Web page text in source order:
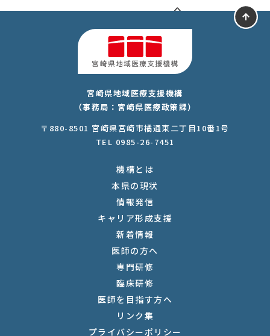
へ
宮崎県地域医療支援機構
（事務局：宮崎県医療政策課）
〒880-8501 宮崎県宮崎市橘通東二丁目10番1号
TEL 0985-26-7451
機構とは
本県の現状
情報発信
キャリア形成支援
新着情報
医師の方へ
専門研修
臨床研修
医師を目指す方へ
リンク集
プライバシーポリシー